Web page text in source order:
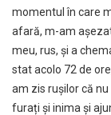
momentul în care
afară, m-am
meu, rus, și a
stat acolo 72 de
am zis rușilor că
furați și inima și